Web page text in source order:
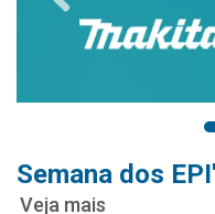
Semana dos
Veja mais